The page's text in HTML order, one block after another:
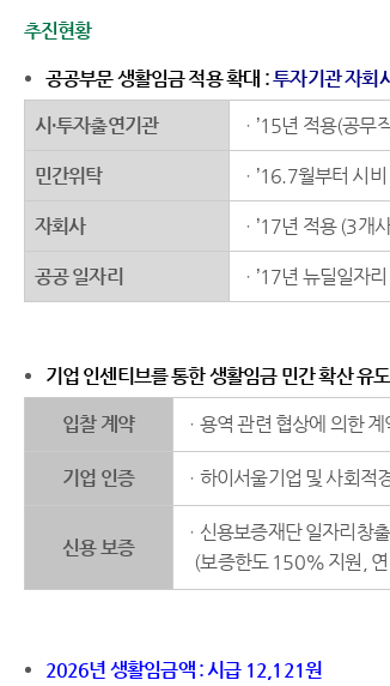
추진현황
공공부문 생활임금 적용 확대 :투자기관 자회
시·투자출연기관 ㆍ’15년 적용(공무
민간위탁 ㆍ’16.7월부터 시
자회사 ㆍ’17년 적용 (3개
공공 일자리 ㆍ’17년 뉴딜일자
기업 인센티브를 통한 생활임금 민간 확산 유도
입찰 계약 ㆍ용역 관련 협상에 의한
기업 인증 ㆍ하이서울기업 및 사회적
신용 보증
ㆍ신용보증재단 일자리창
(보증한도 150% 지원,
2026년 생활임금액 : 시급 12,121원